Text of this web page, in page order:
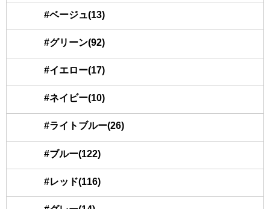
#ベージュ(13)
#グリーン(92)
#イエロー(17)
#ネイビー(10)
#ライトブルー(26)
#ブルー(122)
#レッド(116)